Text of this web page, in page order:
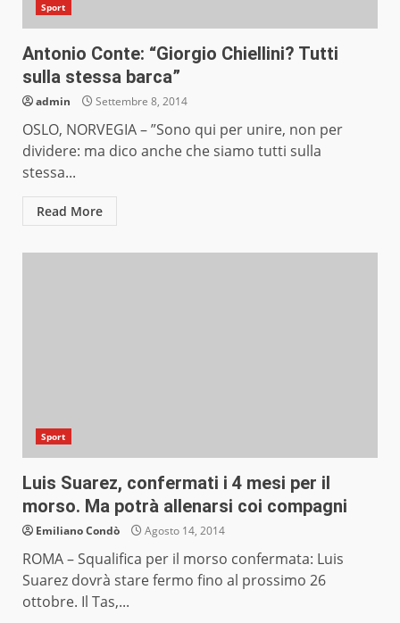
Sport
Antonio Conte: “Giorgio Chiellini? Tutti
sulla stessa barca”
admin Settembre 8, 2014
OSLO, NORVEGIA – ”Sono qui per unire, non per
dividere: ma dico anche che siamo tutti sulla
stessa...
Read More
Sport
Luis Suarez, confermati i 4 mesi per il
morso. Ma potrà allenarsi coi compagni
Emiliano Condò Agosto 14, 2014
ROMA – Squalifica per il morso confermata: Luis
Suarez dovrà stare fermo fino al prossimo 26
ottobre. Il Tas,...